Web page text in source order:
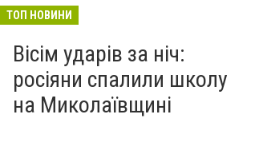
Миколаєві 2026: шукаємо
перезавантаження
ПАРТНЕРСЬКИЙ СПЕЦПРОЄКТ
Вчора
ТОП НОВИНИ
Вісім ударів за ніч:
росіяни спалили школу
на Миколаївщині